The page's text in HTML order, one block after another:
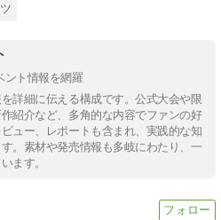
ント情報を網羅
詳細に伝える構成です。公式大会や限
紹介など、多角的な内容でファンの好
ュー、レポートも含まれ、実践的な知
。素材や発売情報も多岐にわたり、一
ます。